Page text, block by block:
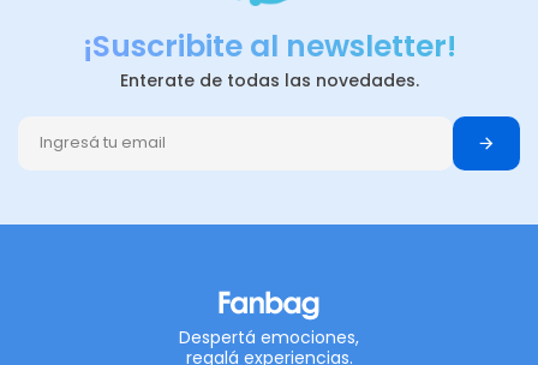
¡Suscribite al newsletter!
Enterate de todas las novedades.
Despertá emociones,
regalá experiencias.